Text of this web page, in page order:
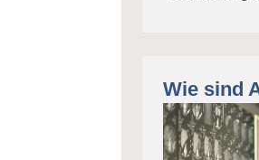
Wie sind